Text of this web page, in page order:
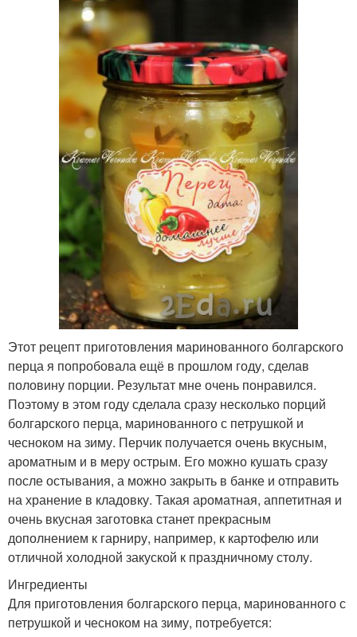
Этот рецепт приготовления маринованного болгарского
перца я попробовала ещё в прошлом году, сделав
половину порции. Результат мне очень понравился.
Поэтому в этом году сделала сразу несколько порций
болгарского перца, маринованного с петрушкой и
чесноком на зиму. Перчик получается очень вкусным,
ароматным и в меру острым. Его можно кушать сразу
после остывания, а можно закрыть в банке и отправить
на хранение в кладовку. Такая ароматная, аппетитная и
очень вкусная заготовка станет прекрасным
дополнением к гарниру, например, к картофелю или
отличной холодной закуской к праздничному столу.
Ингредиенты
Для приготовления болгарского перца, маринованного с
петрушкой и чесноком на зиму, потребуется: